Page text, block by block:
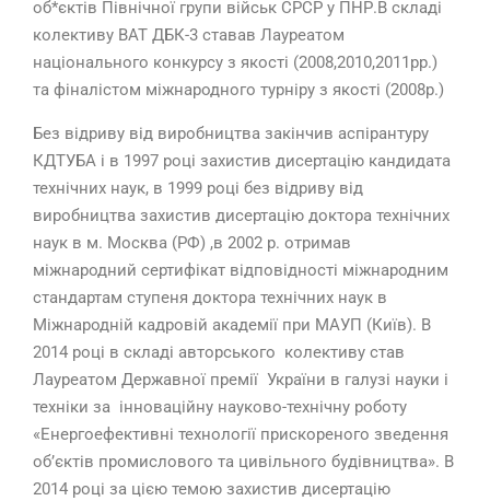
об*єктів Північної групи військ СРСР у ПНР.В складі
колективу ВАТ ДБК-3 ставав Лауреатом
національного конкурсу з якості (2008,2010,2011рр.)
та фіналістом міжнародного турніру з якості (2008р.)
Без відриву від виробництва закінчив аспірантуру
КДТУБА і в 1997 році захистив дисертацію кандидата
технічних наук, в 1999 році без відриву від
виробництва захистив дисертацію доктора технічних
наук в м. Москва (РФ) ,в 2002 р. отримав
міжнародний сертифікат відповідності міжнародним
стандартам ступеня доктора технічних наук в
Міжнародній кадровій академії при МАУП (Київ). В
2014 році в складі авторського колективу став
Лауреатом Державної премії України в галузі науки і
техніки за інноваційну науково-технічну роботу
«Енергоефективні технології прискореного зведення
об’єктів промислового та цивільного будівництва». В
2014 році за цією темою захистив дисертацію